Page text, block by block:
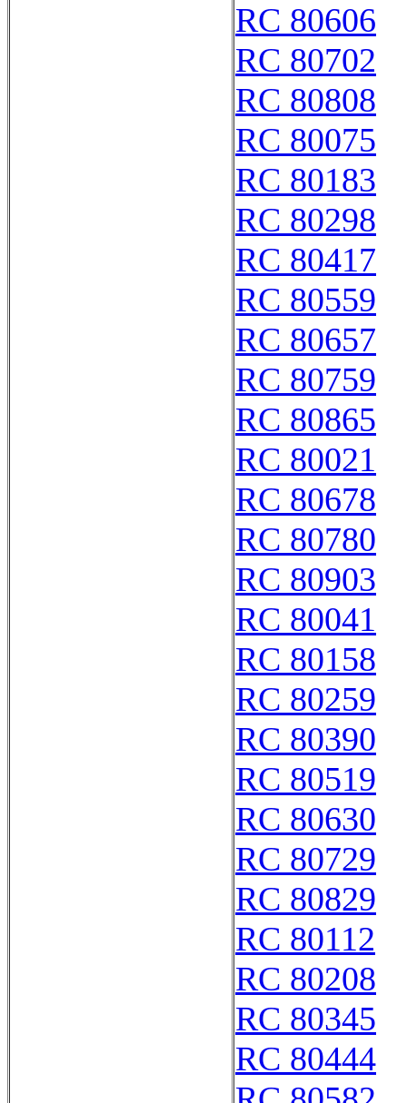
RC 80606
RC 80702
RC 80808
RC 80075
RC 80183
RC 80298
RC 80417
RC 80559
RC 80657
RC 80759
RC 80865
RC 80021
RC 80678
RC 80780
RC 80903
RC 80041
RC 80158
RC 80259
RC 80390
RC 80519
RC 80630
RC 80729
RC 80829
RC 80112
RC 80208
RC 80345
RC 80444